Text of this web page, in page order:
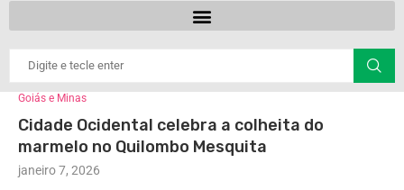
Goiás e Minas
Cidade Ocidental celebra a colheita do
marmelo no Quilombo Mesquita
janeiro 7, 2026